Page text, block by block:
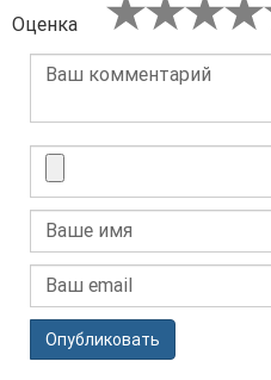
Оценка
Опубликовать